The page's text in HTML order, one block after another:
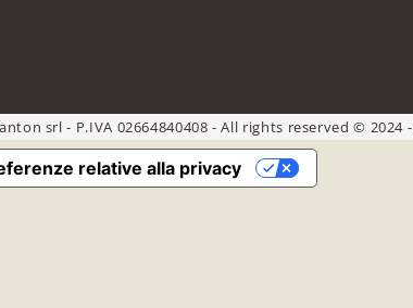
srl - P.IVA 02664840408 - All rights reserved © 2024
relative alla privacy